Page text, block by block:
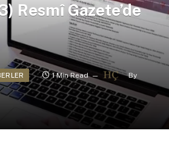
Resmî Gazete’de
1 Min Read By